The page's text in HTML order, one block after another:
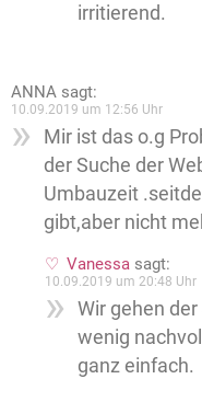
irritierend.
ANNA sagt:
10.09.2019 um 12:56 Uhr
Mir ist das o.g
der Suche der
Umbauzeit
gibt,aber nicht
Vanessa sagt:
10.09.2019 um 20:48 Uhr
Wir gehen
wenig
ganz einfach.